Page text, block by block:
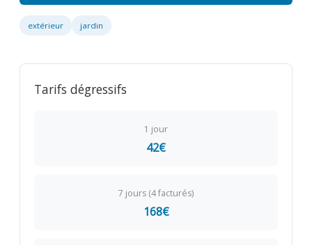
extérieur jardin
Tarifs dégressifs
1 jour
42€
7 jours (4 facturés)
168€